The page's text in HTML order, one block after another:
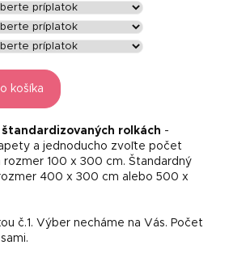
košíka
rolkách -
a jednoducho zvoľte počet
rozmer 100 x 300 cm. Štandardný
400 x 300 cm alebo 500 x
č.1. Výber necháme na Vás. Počet